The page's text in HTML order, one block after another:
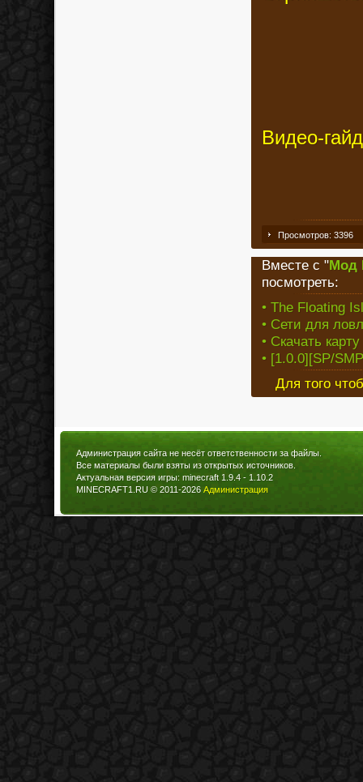
Видео-
Просмотров: 3396
Вместе с "Мод
посмотреть:
• The Floating
• Сети для
• Скачать
• [1.0.0][SP/
Для того
Администрация сайта не несёт ответственности за файлы.
Все материалы были взяты из открытых источников.
Актуальная версия игры: minecraft 1.9.4 - 1.10.2
MINECRAFT1.RU © 2011-2026 Администрация